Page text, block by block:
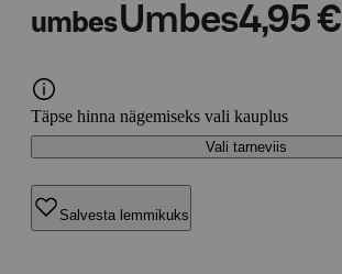
umbesUmbes4,95 €
Täpse hinna nägemiseks vali kauplus
Vali tarneviis
Salvesta lemmikuks